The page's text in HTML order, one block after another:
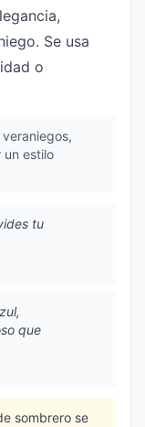
Se usa
o
un estilo
tu
que
sombrero se